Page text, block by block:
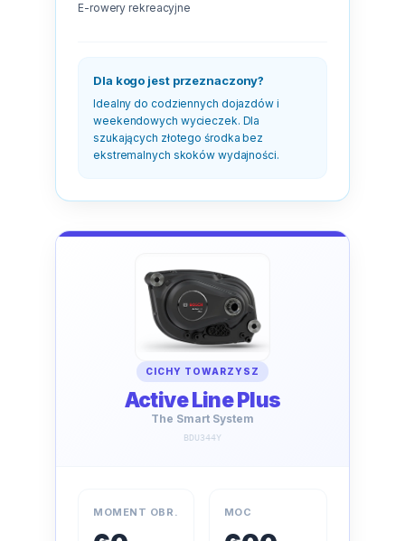
E-rowery rekreacyjne
Dla kogo jest przeznaczony?
Idealny do codziennych dojazdów i
weekendowych wycieczek. Dla
szukających złotego środka bez
ekstremalnych skoków wydajności.
CICHY TOWARZYSZ
Active Line Plus
The Smart System
BDU344Y
MOMENT OBR. MOC